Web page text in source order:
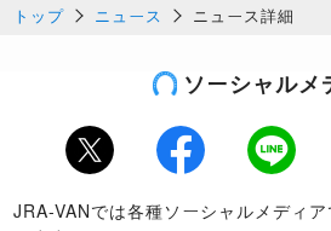
トップ ニュース ニュース詳細
ソーシャルメ
Twitter Facebook LINE
JRA-VANでは各種ソーシャルメディ